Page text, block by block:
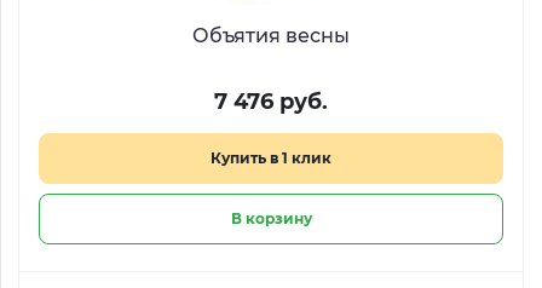
Объятия весны
7 476 руб.
Купить в 1 клик
В корзину